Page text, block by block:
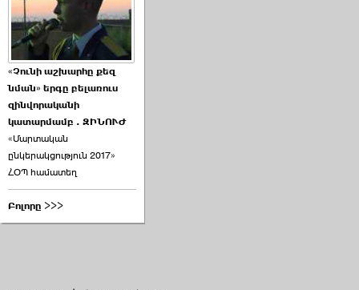
«Չունի աշխարհը քեզ
նման» երգը բելառուս
զինվորականի
կատարմամբ . ԶԻՆՈՒԺ
«Մարտական
ընկերակցություն 2017»
ՀՕՊ համատեղ
Բոլորը >>>